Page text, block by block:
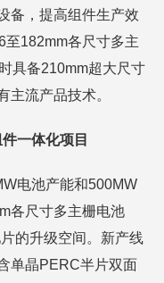
备，提高组件生产效
182mm各尺寸多主
具备210mm超大尺寸
主流产品技术。
一体化项目
电池产能和500MW
各尺寸多主栅电池
的升级空间。新产线
单晶PERC半片双面